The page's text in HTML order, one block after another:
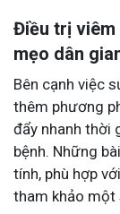
Điều trị viêm
mẹo dân
Bên cạnh việc
thêm phương
đẩy nhanh thời
bệnh. Những
tính, phù hợp
tham khảo một